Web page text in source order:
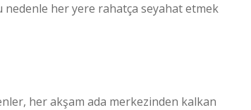
nedenle her yere rahatça seyahat etmek
her akşam ada merkezinden kalkan